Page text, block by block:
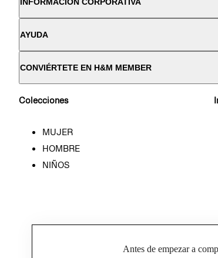
AYUDA
CONVIÉRTETE EN H&M MEMBER
Colecciones
MUJER
HOMBRE
NIÑOS
Antes de empezar a